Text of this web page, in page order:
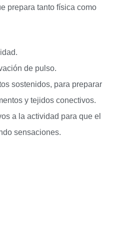
prepara tanto física como
de pulso.
sostenidos, para preparar
y tejidos conectivos.
a la actividad para que el
sensaciones.